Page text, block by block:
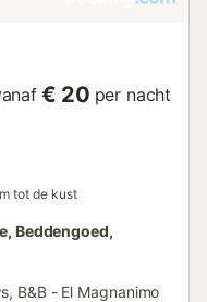
€ 20 per nacht
tot de kust
Beddengoed,
B&B - El Magnanimo